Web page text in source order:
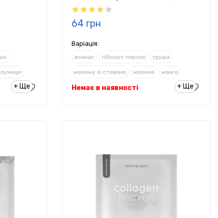
лимонад
+ Ще
64 грн
Варіація:
ананас гібіскус персик груша
малина зі стевією малина манго
полуниця ревінь/полуниця + Ще
Немає в наявності